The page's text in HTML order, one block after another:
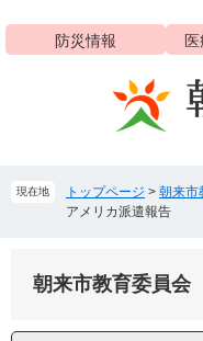
ジ
ュ
防災情報
現在地 トップページ > 朝来市
アメリカ派遣報告
朝来市教育委員会